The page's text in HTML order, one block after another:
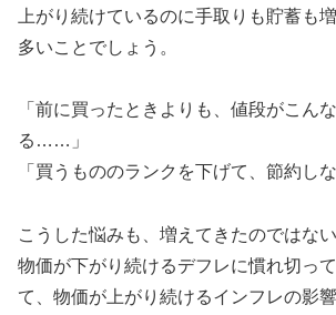
上がり続けているのに手取りも貯蓄も
多いことでしょう。
「前に買ったときよりも、値段がこん
る……」
「買うもののランクを下げて、節約し
こうした悩みも、増えてきたのではな
物価が下がり続けるデフレに慣れ切っ
て、物価が上がり続けるインフレの影